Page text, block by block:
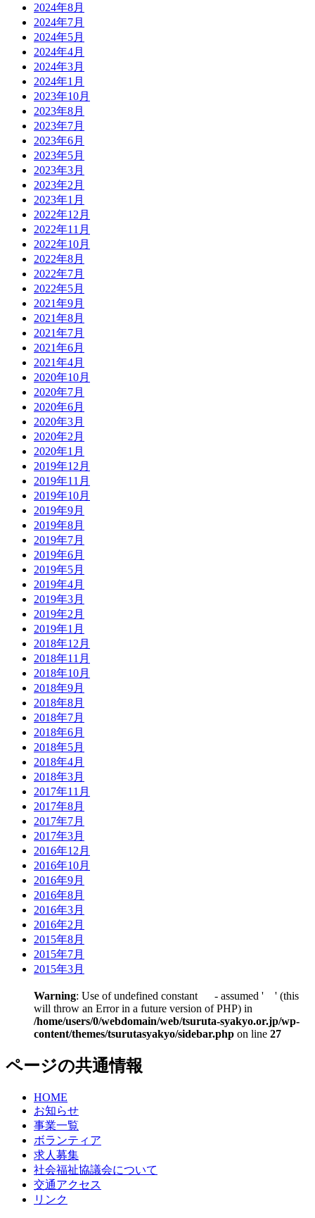
2024年8月
2024年7月
2024年5月
2024年4月
2024年3月
2024年1月
2023年10月
2023年8月
2023年7月
2023年6月
2023年5月
2023年3月
2023年2月
2023年1月
2022年12月
2022年11月
2022年10月
2022年8月
2022年7月
2022年5月
2021年9月
2021年8月
2021年7月
2021年6月
2021年4月
2020年10月
2020年7月
2020年6月
2020年3月
2020年2月
2020年1月
2019年12月
2019年11月
2019年10月
2019年9月
2019年8月
2019年7月
2019年6月
2019年5月
2019年4月
2019年3月
2019年2月
2019年1月
2018年12月
2018年11月
2018年10月
2018年9月
2018年8月
2018年7月
2018年6月
2018年5月
2018年4月
2018年3月
2017年11月
2017年8月
2017年7月
2017年3月
2016年12月
2016年10月
2016年9月
2016年8月
2016年3月
2016年2月
2015年8月
2015年7月
2015年3月
Warning: Use of undefined constant - assumed ' ' (this
will throw an Error in a future version of PHP) in
/home/users/0/webdomain/web/tsuruta-syakyo.or.jp/wp-
content/themes/tsurutasyakyo/sidebar.php on line 27
ページの共通情報
HOME
お知らせ
事業一覧
ボランティア
求人募集
社会福祉協議会について
交通アクセス
リンク